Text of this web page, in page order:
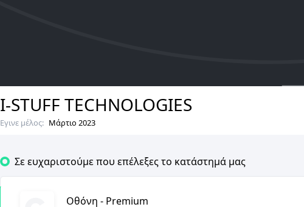
I-STUFF TECHNOLOGIES
Εγινε μέλος: Μάρτιο 2023
Σε ευχαριστούμε που επέλεξες το κατάστημά μας
Οθόνη - Premium